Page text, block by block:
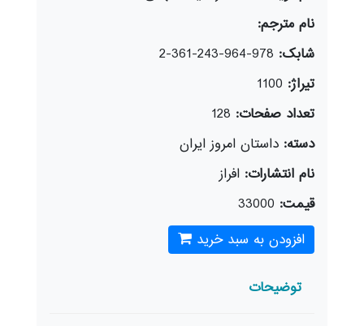
نام مترجم:
شابک: 978-964-243-361-2
تیراژ: 1100
تعداد صفحات: 128
دسته: داستان امروز ایران
نام انتشارات: افراز
قیمت: 33000
افزودن به سبد خرید
توضیحات